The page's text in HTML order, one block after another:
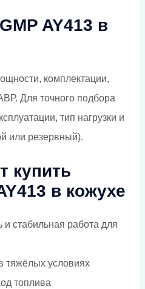
AY413 в
комплектации,
Для точного подбора
тип нагрузки и
или резервный).
купить
в кожухе
стабильная работа для
тяжёлых условиях
топлива